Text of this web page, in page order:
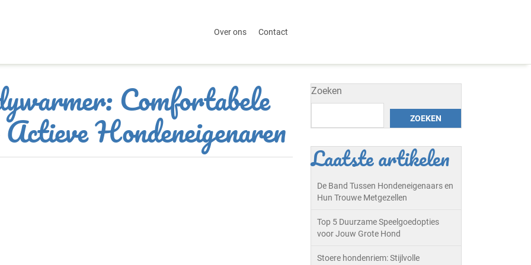
Over ons Contact
Comfortabele
Hondeneigenaren
Zoeken
ZOEKEN
Laatste artikelen
De Band Tussen Hondeneigenaars en
Hun Trouwe Metgezellen
Top 5 Duurzame Speelgoedopties
voor Jouw Grote Hond
Stoere hondenriem: Stijlvolle